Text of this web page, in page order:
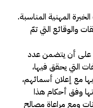
والوقائع التي تمّ
على أن يتضمن عدد
التي يحقق فيها،
مع إعلان أسمائهم،
وفق أحكام هذا
ومع مراعاة مصالح